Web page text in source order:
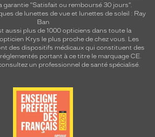
garantie "Satisfait ou remboursé 30 jours".
de lunettes de vue et lunettes de soleil : Ray
Ban
aussi plus de 1000 opticiens dans toute la
Krys le plus proche de chez vous. Les
des dispositifs médicaux qui constituent des
portant à ce titre le marquage CE.
un professionnel de santé spécialisé.